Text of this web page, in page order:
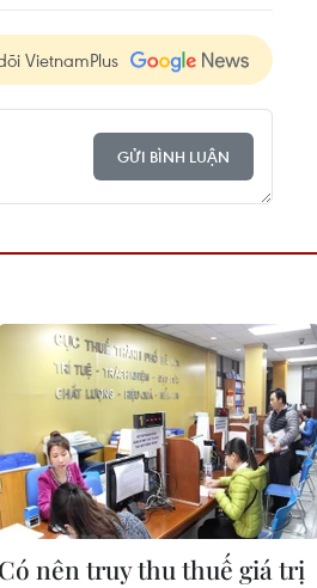
VietnamPlus
GỬI BÌNH LUẬN
Có nên truy thu thuế giá trị